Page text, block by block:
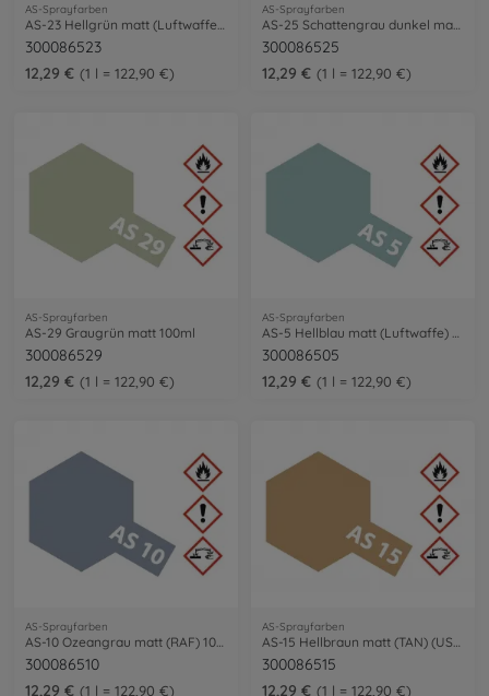
AS-Sprayfarben
300086523
12,29 €
1 l = 122,90 €
AS-Sprayfarben
300086525
12,29 €
1 l = 122,90 €
AS-Sprayfarben
AS-29 Graugrün matt 100ml
300086529
12,29 €
1 l = 122,90 €
AS-Sprayfarben
AS-5 Hellblau matt (Luftwaffe) 100ml
300086505
12,29 €
1 l = 122,90 €
AS-Sprayfarben
300086510
12,29 €
1 l = 122,90 €
AS-Sprayfarben
300086515
12,29 €
1 l = 122,90 €